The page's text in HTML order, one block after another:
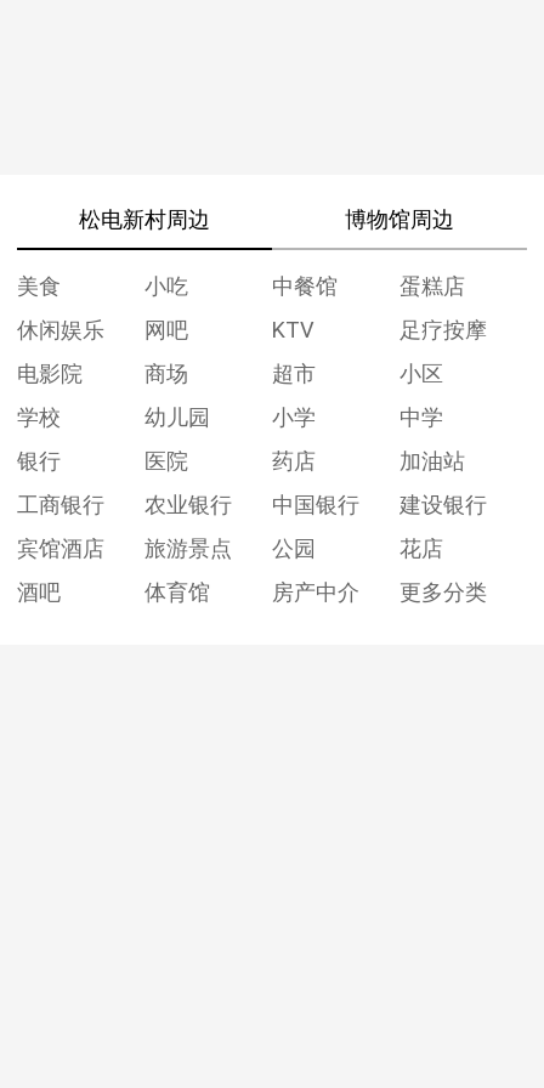
松电新村周边 博物馆周边
美食 小吃 中餐馆
蛋糕店
休闲娱乐
网吧 KTV
足疗按摩
电影院
商场 超市
小区
学校
幼儿园 小学
中学
银行
医院 药店
加油站
工商银行
农业银行 中国银行
建设银行
宾馆酒店
旅游景点 公园
花店
酒吧
体育馆 房产中介 更多分类